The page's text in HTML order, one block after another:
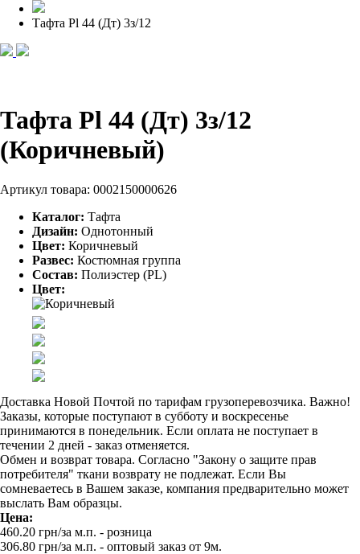
Тафта Pl 44 (Дт) 3з/12
Тафта Pl 44 (Дт) 3з/12
(Коричневый)
Артикул товара: 0002150000626
Каталог: Тафта
Дизайн: Однотонный
Цвет: Коричневый
Развес: Костюмная группа
Состав: Полиэстер (PL)
Цвет:
Доставка Новой Почтой по тарифам грузоперевозчика. Важно!
Заказы, которые поступают в субботу и воскресенье
принимаются в понедельник. Если оплата не поступает в
течении 2 дней - заказ отменяется.
Обмен и возврат товара. Согласно "Закону о защите прав
потребителя" ткани возврату не подлежат. Если Вы
сомневаетесь в Вашем заказе, компания предварительно может
выслать Вам образцы.
Цена:
460.20 грн/за м.п. - розница
306.80 грн/за м.п. - оптовый заказ от 9м.